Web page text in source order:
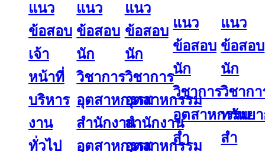
แนว
ข้อสอบ
เจ้า
หน้าที่
บริหาร
งาน
ทั่วไป
แนว
ข้อสอบ
นัก
วิชาการ
อุตสาหกรรม
สำนักงาน
อุตสาหกรรม
แนว
ข้อสอบ
นัก
วิชาการ
อุตสาหกรรม
สำนักงาน
อุตสาหกรรม
แนว
ข้อสอบ
นัก
วิชาการ
อุตสาหกรรม
สํา
แนว
ข้อสอบ
นัก
วิชากา
ทรัพย
สํา